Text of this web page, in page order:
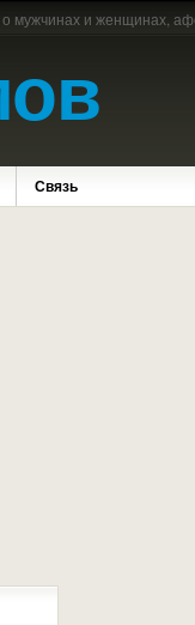
и женщинах,
Связь